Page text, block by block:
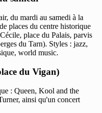
du mardi au samedi à la
places du centre historique
place du Palais, parvis
du Tarn). Styles : jazz,
world music.
du Vigan)
: Queen, Kool and the
ainsi qu'un concert